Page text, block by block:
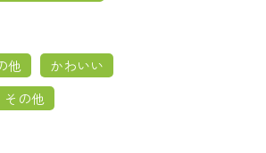
他
かわいい
その他